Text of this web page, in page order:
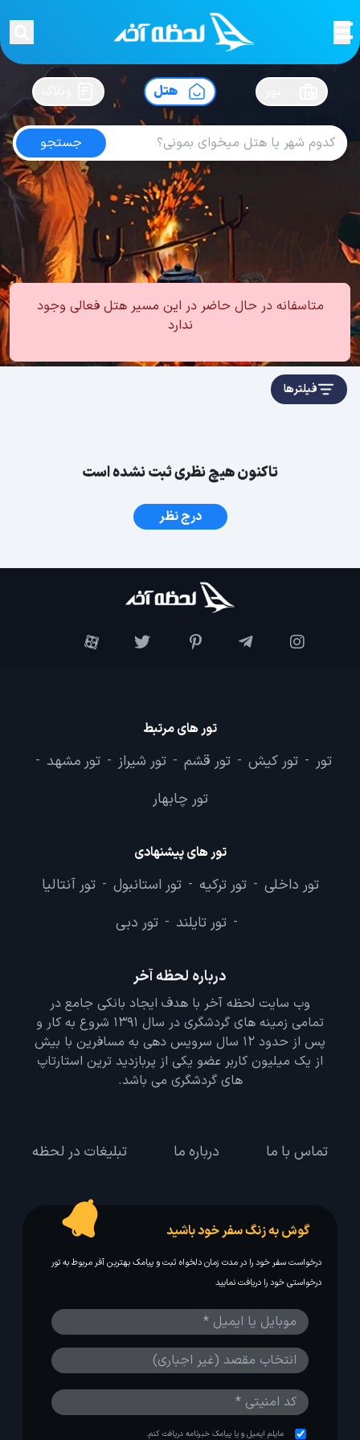
لحظه آخرسفرت رو بساز !
هتل
جستجو
هتل های بروکسل
3.7 از5| از100 کاربر
لحظه آخر هتل های بلژیک هتل های بروکسل
متاسفانه در حال حاضر در این مسیر هتل فعالی وجود
ندارد
فیلترها
تاکنون هیچ نظری ثبت نشده است
درج نظر
تور های مرتبط
تور - تور کیش - تور قشم - تور شیراز - تور مشهد -
تور چابهار
تور های پیشنهادی
تور داخلی - تور ترکیه - تور استانبول - تور آنتالیا
- تور تایلند - تور دبی
درباره لحظه آخر
وب سایت لحظه آخر با هدف ایجاد بانکی جامع در
تمامی زمینه های گردشگری در سال 1391 شروع به کار و
پس از حدود 12 سال سرویس دهی به مسافرین با بیش
از یک میلیون کاربر عضو یکی از پربازدید ترین استارتاپ
های گردشگری می باشد.
تماس با ما درباره ما تبلیغات در لحظه
گوش به زنگ سفر خود باشید
درخواست سفر خود را در مدت زمان دلخواه ثبت و پیامک بهترین آفر مربوط به تور
درخواستی خود را دریافت نمایید
مایلم ایمیل و یا پیامک خبرنامه دریافت کنم.